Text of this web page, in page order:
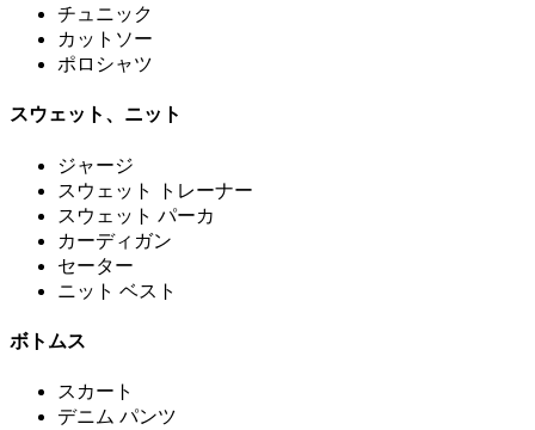
チュニック
カットソー
ポロシャツ
スウェット、ニット
ジャージ
スウェット トレーナー
スウェット パーカ
カーディガン
セーター
ニット ベスト
ボトムス
スカート
デニム パンツ